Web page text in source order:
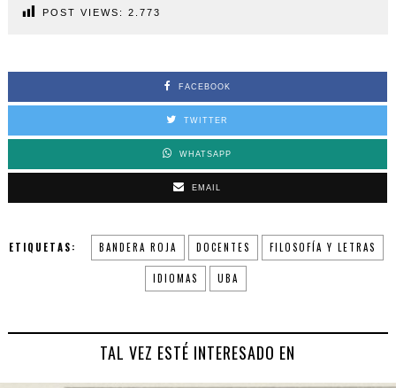
POST VIEWS: 2.773
FACEBOOK
TWITTER
WHATSAPP
EMAIL
ETIQUETAS: BANDERA ROJA DOCENTES FILOSOFÍA Y LETRAS
IDIOMAS UBA
TAL VEZ ESTÉ INTERESADO EN